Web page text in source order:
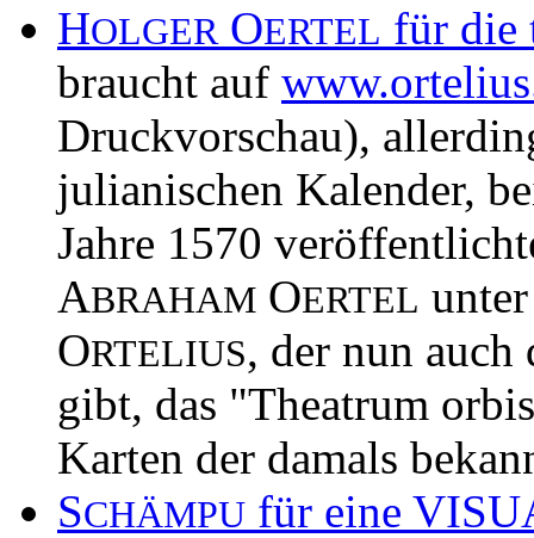
HOLGER OERTEL für die
braucht auf
Druckvorschau),
julianischen Kalender,
Jahre 1570
ABRAHAM OERTEL
ORTELIUS, der nun auch
gibt, das "Theatrum
Karten der damals
SCHÄMPU für eine